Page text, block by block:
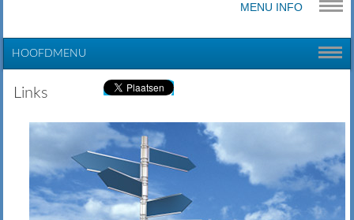
MENU INFO
HOOFDMENU
Links